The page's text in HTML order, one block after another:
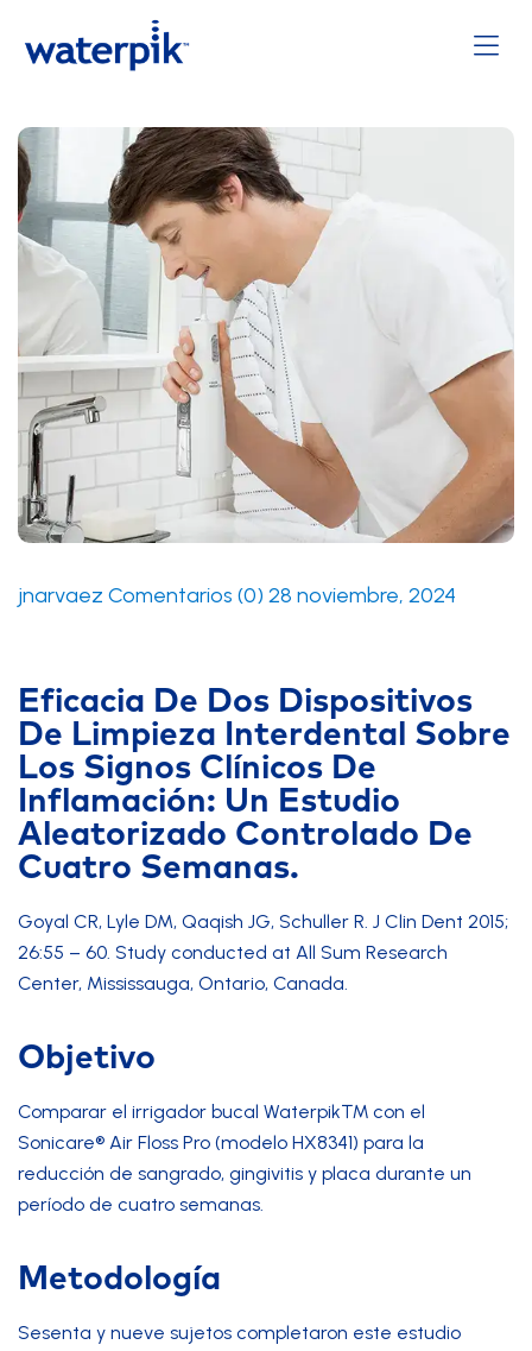
jnarvaez Comentarios (0) 28 noviembre, 2024
Eficacia De Dos Dispositivos
De Limpieza Interdental Sobre
Los Signos Clínicos De
Inflamación: Un Estudio
Aleatorizado Controlado De
Cuatro Semanas.
Goyal CR, Lyle DM, Qaqish JG, Schuller R. J Clin Dent 2015;
26:55 – 60. Study conducted at All Sum Research
Center, Mississauga, Ontario, Canada.
Objetivo
Comparar el irrigador bucal Waterpik™ con el
Sonicare® Air Floss Pro (modelo HX8341) para la
reducción de sangrado, gingivitis y placa durante un
período de cuatro semanas.
Metodología
Sesenta y nueve sujetos completaron este estudio